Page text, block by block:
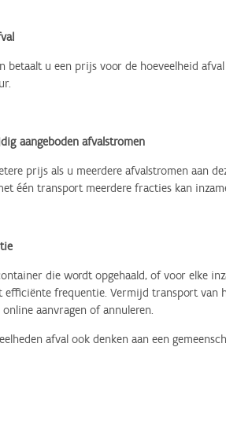
betaalt u een prijs voor de hoeveelheid
aangeboden afvalstromen
prijs als u meerdere afvalstromen aan
één transport meerdere fracties kan
die wordt opgehaald, of voor elke
efficiënte frequentie. Vermijd transport van
aanvragen of annuleren.
afval ook denken aan een